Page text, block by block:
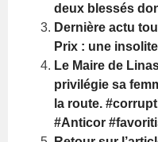
deux blessés
Dernière actu
Prix : une
Le Maire de
privilégie sa
la route.
#Anticor